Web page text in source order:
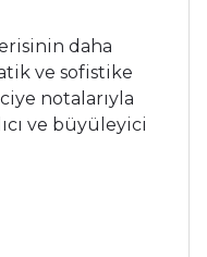
daha
ve sofistike
notalarıyla
ve büyüleyici